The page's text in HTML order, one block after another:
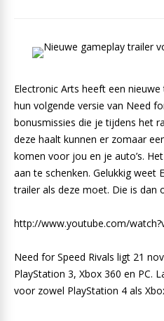
Electronic Arts heeft een
hun volgende versie van Need
bonusmissies die je tijdens het
deze haalt kunnen er zomaar
komen voor jou en je auto’s.
aan te schenken. Gelukkig weet
trailer als deze moet. Die is dan
http://www.youtube.com/
Need for Speed Rivals ligt 21
PlayStation 3, Xbox 360 en PC.
voor zowel PlayStation 4 als